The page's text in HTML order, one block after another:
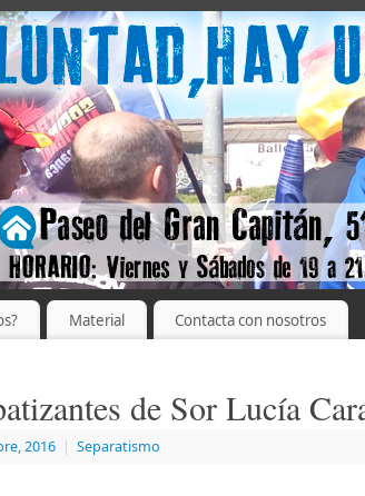
Material Contacta con nosotros
de Sor Lucía
2016 | Separatismo